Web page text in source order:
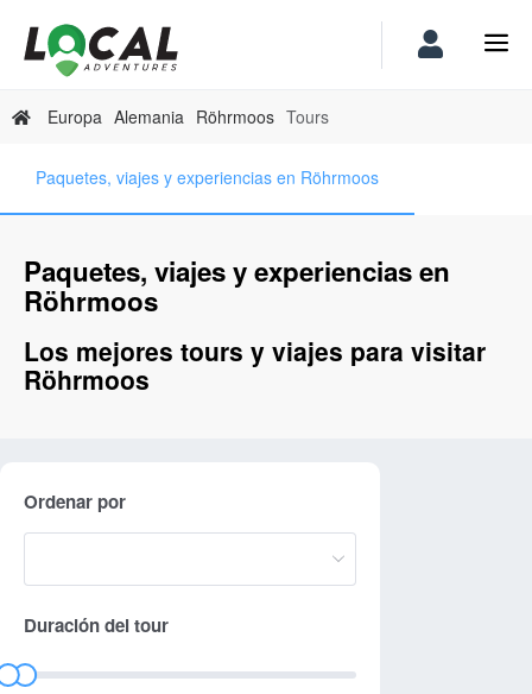
Europa Alemania Röhrmoos Tours
Paquetes, viajes y experiencias en Röhrmoos
Paquetes, viajes y experiencias en
Röhrmoos
Los mejores tours y viajes para visitar
Röhrmoos
Ordenar por
Duración del tour